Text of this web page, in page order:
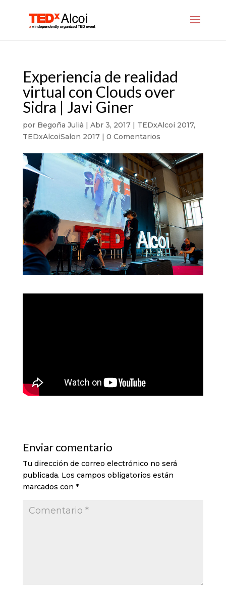
Experiencia de realidad
virtual con Clouds over
Sidra | Javi Giner
por Begoña Julià | Abr 3, 2017| TEDxAlcoi 2017,
TEDxAlcoiSalon 2017| 0 Comentarios
Enviar comentario
Tu dirección de correo electrónico no será
publicada. Los campos obligatorios están
marcados con *